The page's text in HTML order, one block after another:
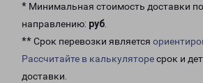
* Минимальная стоимость доставки
направлению: руб.
** Срок перевозки является
Рассчитайте в калькуляторесрок и
доставки.